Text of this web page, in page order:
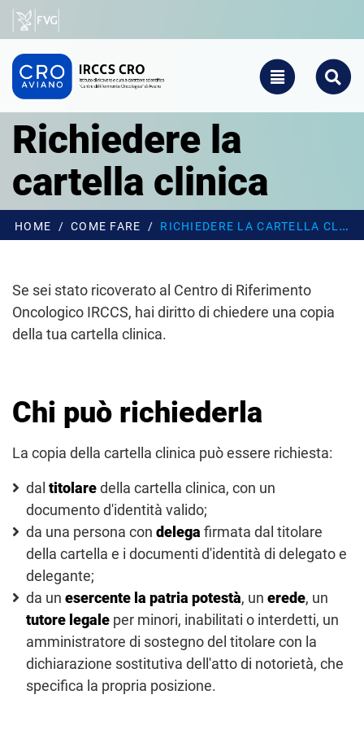
Salta al contenuto principale
CRO - Vai alla homepage
TOGGLE SEARCH
Richiedere la
cartella clinica
HOME COME FARE RICHIEDERE LA CARTELLA CLINICA
Se sei stato ricoverato al Centro di Riferimento
Oncologico IRCCS, hai diritto di chiedere una copia
della tua cartella clinica.
Chi può richiederla
La copia della cartella clinica può essere richiesta:
dal titolaredella cartella clinica, con un
documento d'identità valido;
da una persona con delega firmata dal titolare
della cartella e i documenti d'identità di delegato e
delegante;
da un esercente la patria potestà, un erede, un
tutore legale per minori, inabilitati o interdetti, un
amministratore di sostegno del titolare con la
dichiarazione sostitutiva dell'atto di notorietà, che
specifica la propria posizione.